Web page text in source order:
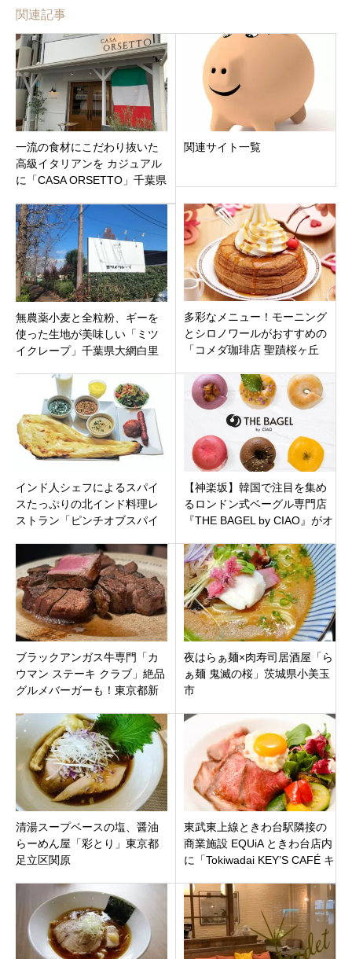
関連記事
一流の食材にこだわり抜いた
高級イタリアンを カジュアル
に「CASA ORSETTO」千葉県
関連サイト一覧
無農薬小麦と全粒粉、ギーを
使った生地が美味しい「ミツ
イクレープ」千葉県大網白里
ザ内にオープン。
多彩なメニュー！モーニング
とシロノワールがおすすめの
「コメダ珈琲店 聖蹟桜ヶ丘
インド人シェフによるスパイ
スたっぷりの北インド料理レ
ストラン「ピンチオブスパイ
【神楽坂】韓国で注目を集め
るロンドン式ベーグル専門店
『THE BAGEL by CIAO』がオ
時間
ブラックアンガス牛専門「カ
ウマン ステーキ クラブ」絶品
グルメバーガーも！東京都新
夜はらぁ麺×肉寿司居酒屋「ら
ぁ麺 鬼滅の桜」茨城県小美玉
市
清湯スープベースの塩、醤油
らーめん屋「彩とり」東京都
足立区関原
東武東上線ときわ台駅隣接の
商業施設 EQUiA ときわ台店内
に「Tokiwadai KEY’S CAFÉ キ